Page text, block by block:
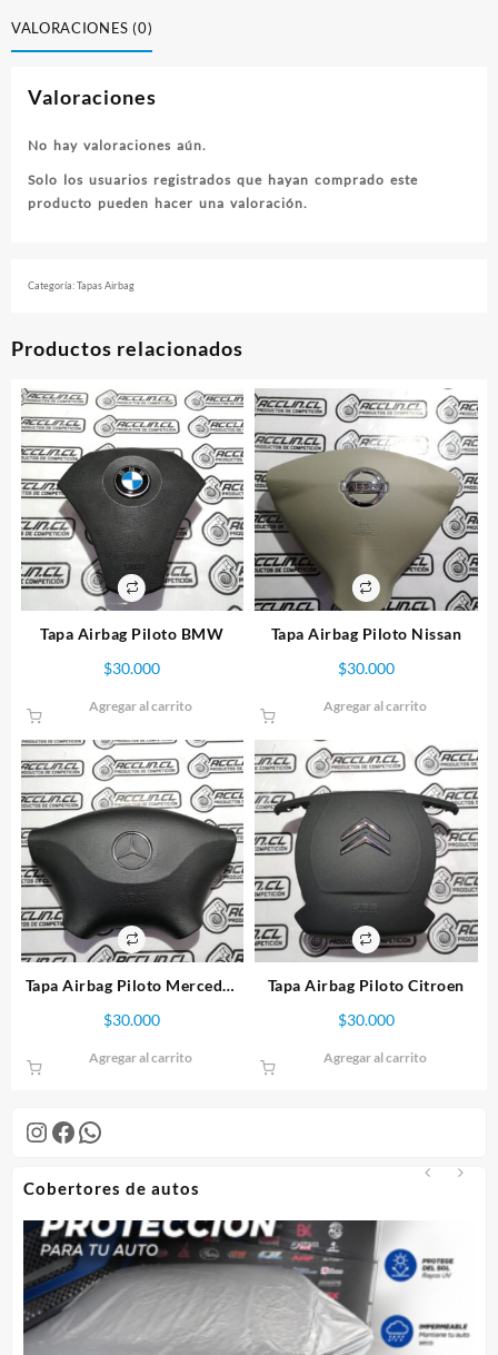
Instagram
Facebook
WhatsApp
Cobertores de autos
cantidad
VALORACIONES (0)
Valoraciones
No hay valoraciones aún.
Solo los usuarios registrados que hayan comprado este
producto pueden hacer una valoración.
Categoría:Tapas Airbag
Productos relacionados
Tapa Airbag Piloto BMW
$30.000
Agregar al carrito
Tapa Airbag Piloto Nissan
$30.000
Agregar al carrito
Tapa Airbag Piloto Mercedes
$30.000
Agregar al carrito
Tapa Airbag Piloto Citroen
$30.000
Agregar al carrito